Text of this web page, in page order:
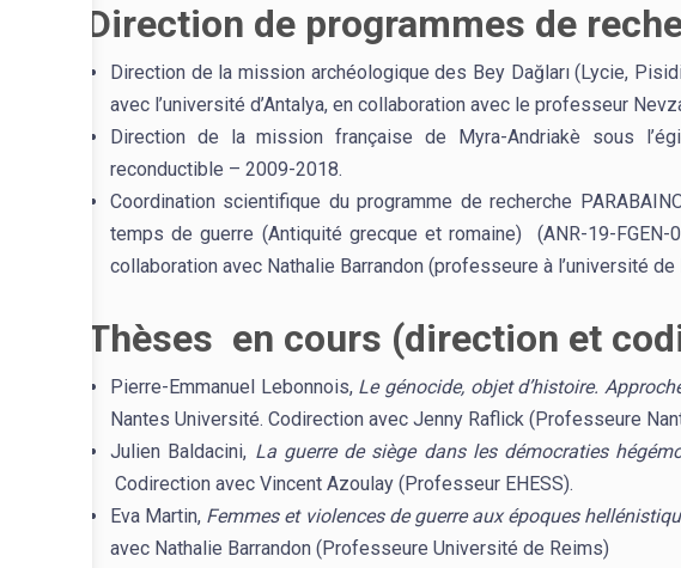
Direction de programmes de
Direction de la mission archéologique des Bey Dağları (Lycie,
avec l’université d’Antalya, en collaboration avec le professeur
Direction de la mission française de Myra-Andriakè sous
reconductible – 2009-2018.
Coordination scientifique du programme de recherche
temps de guerre (Antiquité grecque et romaine) (ANR-19-
collaboration avec Nathalie Barrandon (professeure à l’université
Thèses en cours (direction et
Pierre-Emmanuel Lebonnois, Le génocide, objet d’histoire.
Nantes Université. Codirection avec Jenny Raflick (Professeure
Julien Baldacini, La guerre de siège dans les démocraties
Codirection avec Vincent Azoulay (Professeur EHESS).
Eva Martin, Femmes et violences de guerre aux époques
avec Nathalie Barrandon (Professeure Université de Reims)